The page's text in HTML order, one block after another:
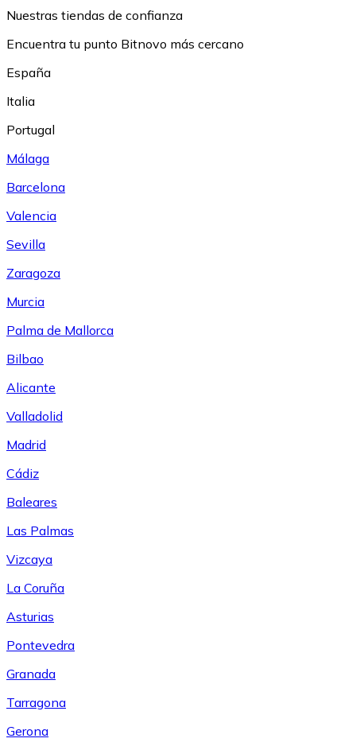
Nuestras tiendas de confianza
Encuentra tu punto Bitnovo más cercano
España
Italia
Portugal
Málaga
Barcelona
Valencia
Sevilla
Zaragoza
Murcia
Palma de Mallorca
Bilbao
Alicante
Valladolid
Madrid
Cádiz
Baleares
Las Palmas
Vizcaya
La Coruña
Asturias
Pontevedra
Granada
Tarragona
Gerona